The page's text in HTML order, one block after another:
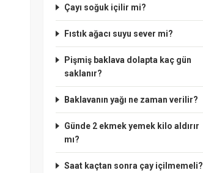
Çayı soğuk içilir mi?
Fıstık ağacı suyu sever mi?
Pişmiş baklava dolapta kaç gün
saklanır?
Baklavanın yağı ne zaman verilir?
Günde 2 ekmek yemek kilo aldırır
mı?
Saat kaçtan sonra çay içilmemeli?